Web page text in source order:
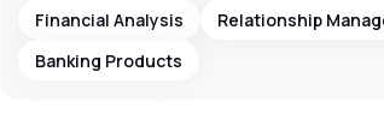
Financial Analysis Relationship
Banking Products